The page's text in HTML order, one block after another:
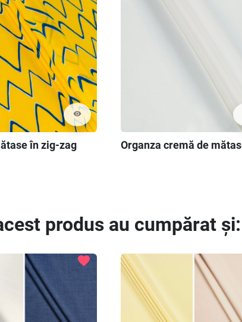
visibility
în zig-zag Organza cremă de
produs au cumpărat și:
favorite